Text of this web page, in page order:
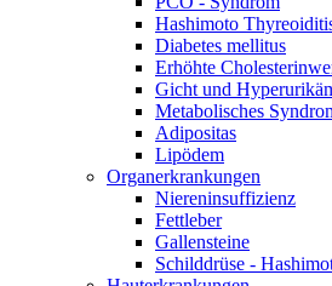
Hashimoto
Diabetes mellitus
Erhöhte
Gicht und
Metabolisches
Adipositas
Lipödem
Organerkrankungen
Niereninsuffizienz
Fettleber
Gallensteine
Schilddrüse -